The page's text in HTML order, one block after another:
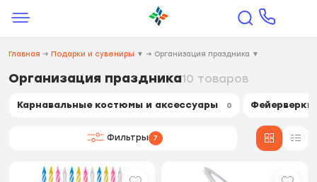
Главная → Подарки и сувениры ▼ → Организация праздника ▼
Организация праздника10 товаров
Карнавальные костюмы и аксессуары 0
Фильтры 7